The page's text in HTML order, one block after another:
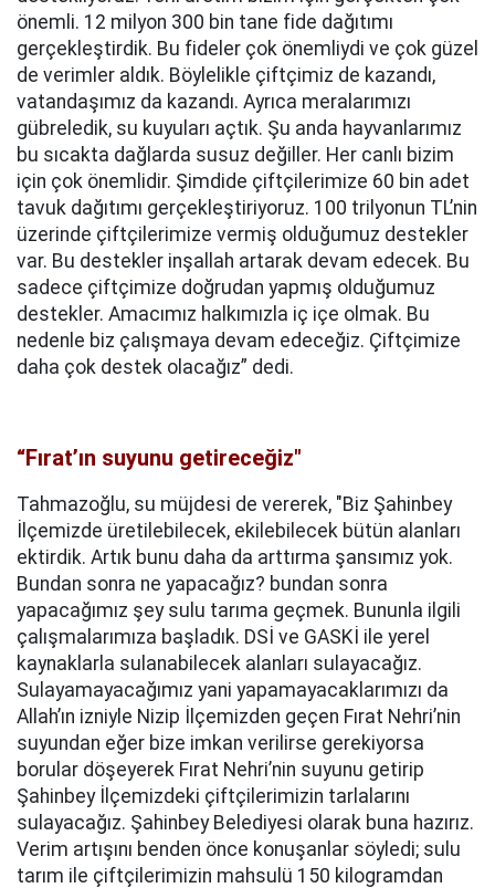
önemli. 12 milyon 300 bin tane fide dağıtımı
gerçekleştirdik. Bu fideler çok önemliydi ve çok güzel
de verimler aldık. Böylelikle çiftçimiz de kazandı,
vatandaşımız da kazandı. Ayrıca meralarımızı
gübreledik, su kuyuları açtık. Şu anda hayvanlarımız
bu sıcakta dağlarda susuz değiller. Her canlı bizim
için çok önemlidir. Şimdide çiftçilerimize 60 bin adet
tavuk dağıtımı gerçekleştiriyoruz. 100 trilyonun TL’nin
üzerinde çiftçilerimize vermiş olduğumuz destekler
var. Bu destekler inşallah artarak devam edecek. Bu
sadece çiftçimize doğrudan yapmış olduğumuz
destekler. Amacımız halkımızla iç içe olmak. Bu
nedenle biz çalışmaya devam edeceğiz. Çiftçimize
daha çok destek olacağız” dedi.
“Fırat’ın suyunu getireceğiz"
Tahmazoğlu, su müjdesi de vererek, "Biz Şahinbey
İlçemizde üretilebilecek, ekilebilecek bütün alanları
ektirdik. Artık bunu daha da arttırma şansımız yok.
Bundan sonra ne yapacağız? bundan sonra
yapacağımız şey sulu tarıma geçmek. Bununla ilgili
çalışmalarımıza başladık. DSİ ve GASKİ ile yerel
kaynaklarla sulanabilecek alanları sulayacağız.
Sulayamayacağımız yani yapamayacaklarımızı da
Allah’ın izniyle Nizip İlçemizden geçen Fırat Nehri’nin
suyundan eğer bize imkan verilirse gerekiyorsa
borular döşeyerek Fırat Nehri’nin suyunu getirip
Şahinbey İlçemizdeki çiftçilerimizin tarlalarını
sulayacağız. Şahinbey Belediyesi olarak buna hazırız.
Verim artışını benden önce konuşanlar söyledi; sulu
tarım ile çiftçilerimizin mahsulü 150 kilogramdan